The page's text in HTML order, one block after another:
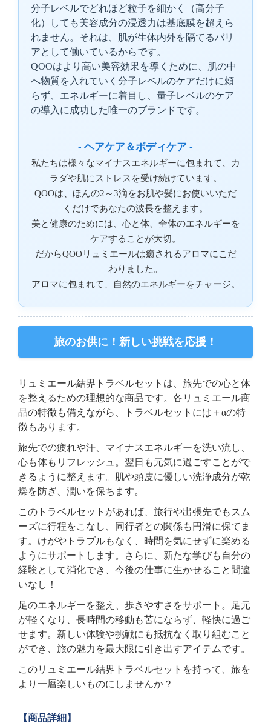
分子レベルでどれほど粒子を細かく（高分子
化）しても美容成分の浸透力は基底膜を超えら
れません。それは、肌が生体内外を隔てるバリ
アとして働いているからです。
QOOはより高い美容効果を導くために、肌の中
へ物質を入れていく分子レベルのケアだけに頼
らず、エネルギーに着目し、量子レベルのケア
の導入に成功した唯一のブランドです。
- ヘアケア＆ボディケア -
私たちは様々なマイナスエネルギーに包まれて、カ
ラダや肌にストレスを受け続けています。
QOOは、ほんの2～3滴をお肌や髪にお使いいただ
くだけであなたの波長を整えます。
美と健康のためには、心と体、全体のエネルギーを
ケアすることが大切。
だからQOOリュミエールは癒されるアロマにこだ
わりました。
アロマに包まれて、自然のエネルギーをチャージ。
旅のお供に！新しい挑戦を応援！
リュミエール結界トラベルセットは、旅先での心と体
を整えるための理想的な商品です。各リュミエール商
品の特徴も備えながら、トラベルセットには＋αの特
徴もあります。
旅先での疲れや汗、マイナスエネルギーを洗い流し、
心も体もリフレッシュ。翌日も元気に過ごすことがで
きるように整えます。肌や頭皮に優しい洗浄成分が乾
燥を防ぎ、潤いを保ちます。
このトラベルセットがあれば、旅行や出張先でもスム
ーズに行程をこなし、同行者との関係も円滑に保てま
す。けがやトラブルもなく、時間を気にせずに楽める
ようにサポートします。さらに、新たな学びも自分の
経験として消化でき、今後の仕事に生かせること間違
いなし！
足のエネルギーを整え、歩きやすさをサポート。足元
が軽くなり、長時間の移動も苦にならず、軽快に過ご
せます。新しい体験や挑戦にも抵抗なく取り組むこと
ができ、旅の魅力を最大限に引き出すアイテムです。
このリュミエール結界トラベルセットを持って、旅を
より一層楽しいものにしませんか？
【商品詳細】